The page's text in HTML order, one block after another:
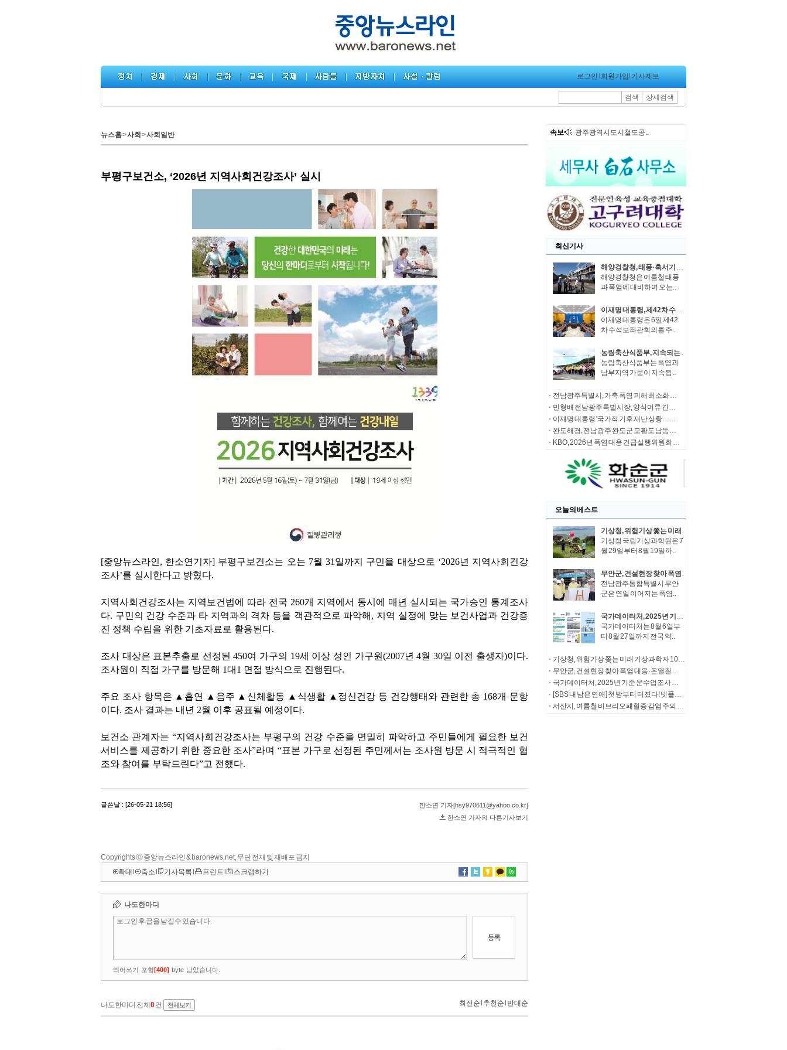
로그인 회원가입 기사제보
검색 상세검색
뉴스홈>사회 >사회일반
Copyrights ⓒ 중앙뉴스라인 & baronews.net, 무단 전재 및 재배포 금지
확대
축소 기사목록 프린트 스크랩하기
속보 광주광역시도시철도공..
최신기사
해양경찰청, 태풍·혹서기 대비 건조 함정 및 신규 시설물 현장 안전 점검 시행
해양경찰청은 여름철 태풍
과 폭염에 대비하여 오는..
이재명 대통령, 제42차 수석보좌관회의 주재
이재명 대통령은 6일 제42
차 수석보좌관회의를 주..
농림축산식품부, 지속되는 폭염·가뭄에 따라 피해 예방을 위한 총력 대응
농림축산식품부는 폭염과
남부지역 가뭄이 지속됨..
전남광주특별시, 가축 폭염 피해 최소화 총력 대응
민형배 전남광주특별시장, 양식어류 긴급 방류 확대 건의…추가 물량 배정
이재명 대통령 '국가적 기후 재난 상황…정책 대응 최대치로 올려야'
완도해경, 전남광주 완도군 모황도 남동방 인근 해상서 선박 내 응급환자 긴급 이송
KBO, 2026년 폭염 대응 긴급실행위원회 결과
오늘의 베스트
기상청, 위험기상 쫓는 미래 기상과학자 100인 수도권 하늘 아래 모인다!
기상청 국립기상과학원은 7
월 29일부터 8월 19일까..
무안군, 건설현장 찾아 폭염 대응·온열질환 예방 총력
전남광주통합특별시 무안
군은 연일 이어지는 폭염..
국가데이터처, 2025년 기준 운수업조사 및 기업활동조사 실시
국가데이터처는 8월 6일부
터 8월 27일까지 전국 약..
기상청, 위험기상 쫓는 미래 기상과학자 100인 수도권 하늘 아래 모인다!
무안군, 건설현장 찾아 폭염 대응·온열질환 예방 총력
국가데이터처, 2025년 기준 운수업조사 및 기업활동조사 실시
[SBS 내 남은 연애] 첫 방부터 터졌다! 넷플릭스 TOP 10 진입->3개국 글로벌 플랫폼 서비스 확정
서산시, 여름철 비브리오패혈증 감염 주의 당부